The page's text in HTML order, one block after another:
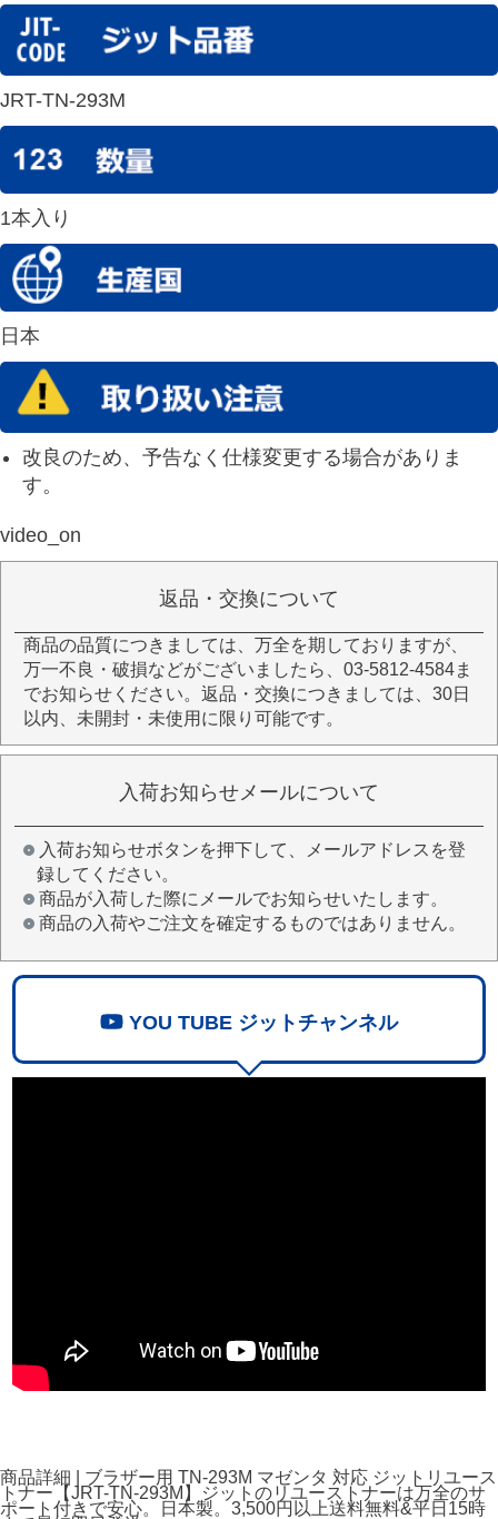
JRT-TN-293M
1本入り
日本
改良のため、予告なく仕様変更する場合がありま
す。
video_on
返品・交換について
商品の品質につきましては、万全を期しておりますが、
万一不良・破損などがございましたら、03-5812-4584ま
でお知らせください。返品・交換につきましては、30日
以内、未開封・未使用に限り可能です。
入荷お知らせメールについて
入荷お知らせボタンを押下して、メールアドレスを登
録してください。
商品が入荷した際にメールでお知らせいたします。
商品の入荷やご注文を確定するものではありません。
YOU TUBE ジットチャンネル
商品詳細 | ブラザー用 TN-293M マゼンタ 対応 ジットリユース
トナー【JRT-TN-293M】ジットのリユーストナーは万全のサ
ポート付きで安心。日本製。3,500円以上送料無料&平日15時